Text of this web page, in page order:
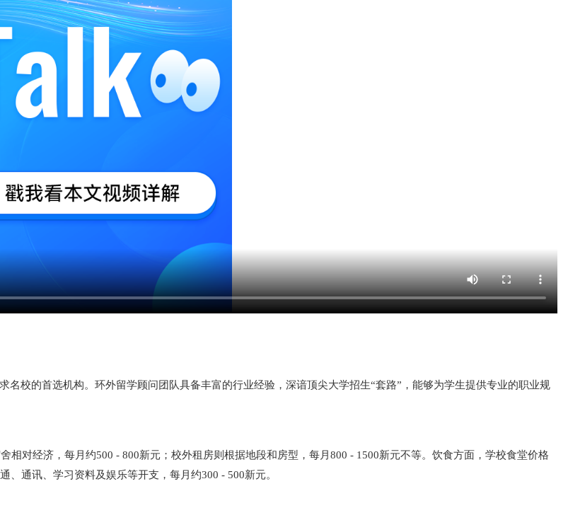
校的首选机构。环外留学顾问团队具备丰富的行业经验，深谙顶尖大学招生“套路”，能够为学生提供专业的职业规
相对经济，每月约500 - 800新元；校外租房则根据地段和房型，每月800 - 1500新元不等。饮食方面，学校食堂价格
通讯、学习资料及娱乐等开支，每月约300 - 500新元。